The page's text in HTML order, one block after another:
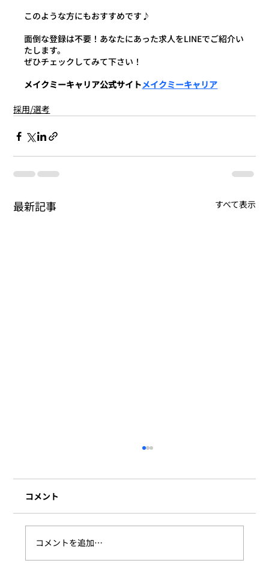
このような方にもおすすめです♪
面倒な登録は不要！あなたにあった求人をLINEでご紹介い
たします。
ぜひチェックしてみて下さい！
メイクミーキャリア公式サイトメイクミーキャリア
採用/選考
最新記事 すべて表示
コメント
コメントを追加…